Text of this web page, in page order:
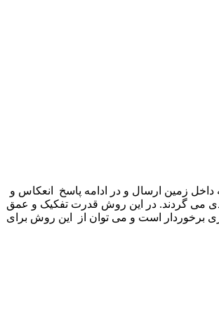
داخل زمین ارسال و در ادامه پاسخ انعکاس و
می گردند. در این روش قدرت تفکیک و عمق
برخوردار است و می توان از این روش برای